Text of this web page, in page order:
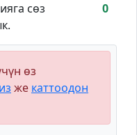
сөз
0
өз
же каттоодон